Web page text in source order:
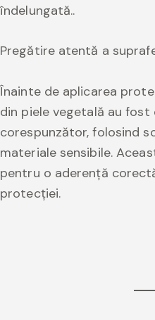
îndelungată..
Pregătire atentă a
Înainte de aplicarea
din piele vegetală au
corespunzător, folosind
materiale sensibile.
pentru o aderență
protecției.